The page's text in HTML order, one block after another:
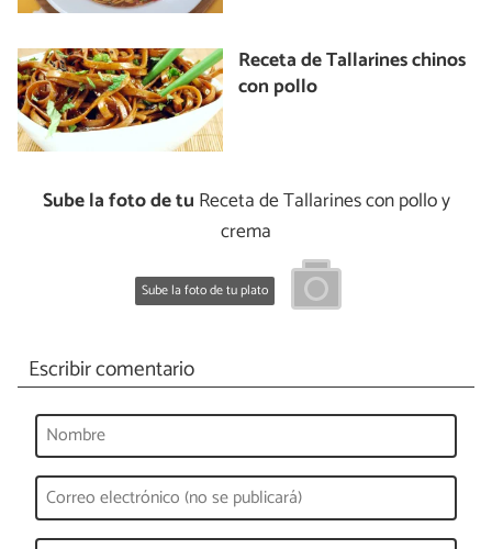
Receta de Tallarines chinos
con pollo
Sube la foto de tu Receta de Tallarines con pollo y
crema
Sube la foto de tu plato
Escribir comentario